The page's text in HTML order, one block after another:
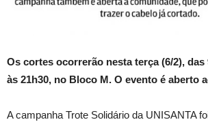
Os cortes ocorrerão nesta terça (6/2), das
às 21h30, no Bloco M. O evento é aberto
A campanha Trote Solidário da UNISANTA